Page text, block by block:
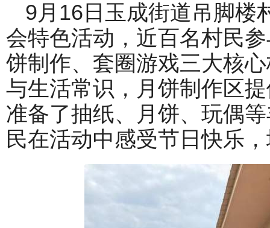
9月16日玉成街道吊脚楼
会特色活动，近百名村民
饼制作、套圈游戏三大核
与生活常识，月饼制作区
准备了抽纸、月饼、玩偶
民在活动中感受节日快乐